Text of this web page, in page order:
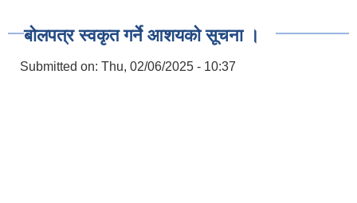
बाेलपत्र स्वकृत गर्ने आशयकाे सूचना ।
Submitted on: Thu, 02/06/2025 - 10:37